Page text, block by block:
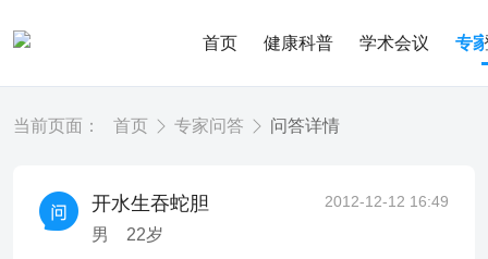
首页 健康科普 学术会议 专
当前页面： 首页 专家问答 问答详情
开水生吞蛇胆
男 22岁
2012-12-12 16:49